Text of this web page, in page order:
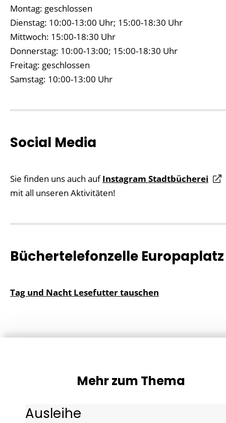
Montag: geschlossen
Dienstag: 10:00-13:00 Uhr; 15:00-18:30 Uhr
Mittwoch: 15:00-18:30 Uhr
Donnerstag: 10:00-13:00; 15:00-18:30 Uhr
Freitag: geschlossen
Samstag: 10:00-13:00 Uhr
Social Media
Sie finden uns auch aufInstagram Stadtbücherei
mit all unseren Aktivitäten!
Büchertelefonzelle Europaplatz
Tag und Nacht Lesefutter tauschen
Mehr zum Thema
Ausleihe